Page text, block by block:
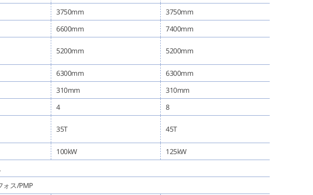
3750mm
3750mm
6600mm
7400mm
5200mm 5200mm
6300mm
6300mm
310mm
310mm
4
8
35T 45T
100kW
125kW
ォス/PMP